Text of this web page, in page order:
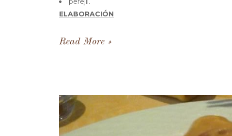
ELABORACIÓN
Read More